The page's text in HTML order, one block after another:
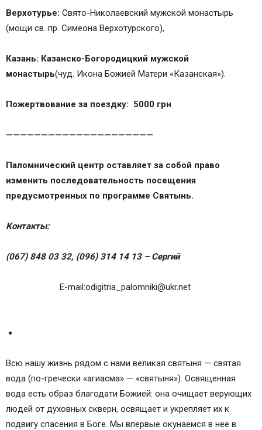
Верхотурье: Свято-Николаевский мужской монастырь
(мощи св. пр. Симеона Верхотурского),
Казань: Казанско-Богородицкий мужской
монастырь(чуд. Икона Божией Матери «Казанская»).
Пожертвование за поездку: 5000 грн
—————————————————————
Паломнический центр оставляет за собой право
изменить последовательность посещения
предусмотренных по программе Святынь.
Контакты:
(067) 848 03 32, (096) 314 14 13 – Сергий
E-mail:odigitria_palomniki@ukr.net
Всю нашу жизнь рядом с нами великая святыня — святая
вода (по-гречески «агиасма» — «святыня»). Освященная
вода есть образ благодати Божией: она очищает верующих
людей от духовных скверн, освящает и укрепляет их к
подвигу спасения в Боге. Мы впервые окунаемся в нее в